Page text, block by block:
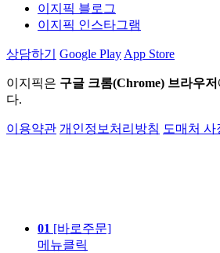
이지픽 블로그
이지픽 인스타그램
상담하기 Google Play App Store
이지픽은 구글 크롬(Chrome) 브라우저
다.
이용약관 개인정보처리방침 도매처 사
01 [바로주문]
메뉴클릭